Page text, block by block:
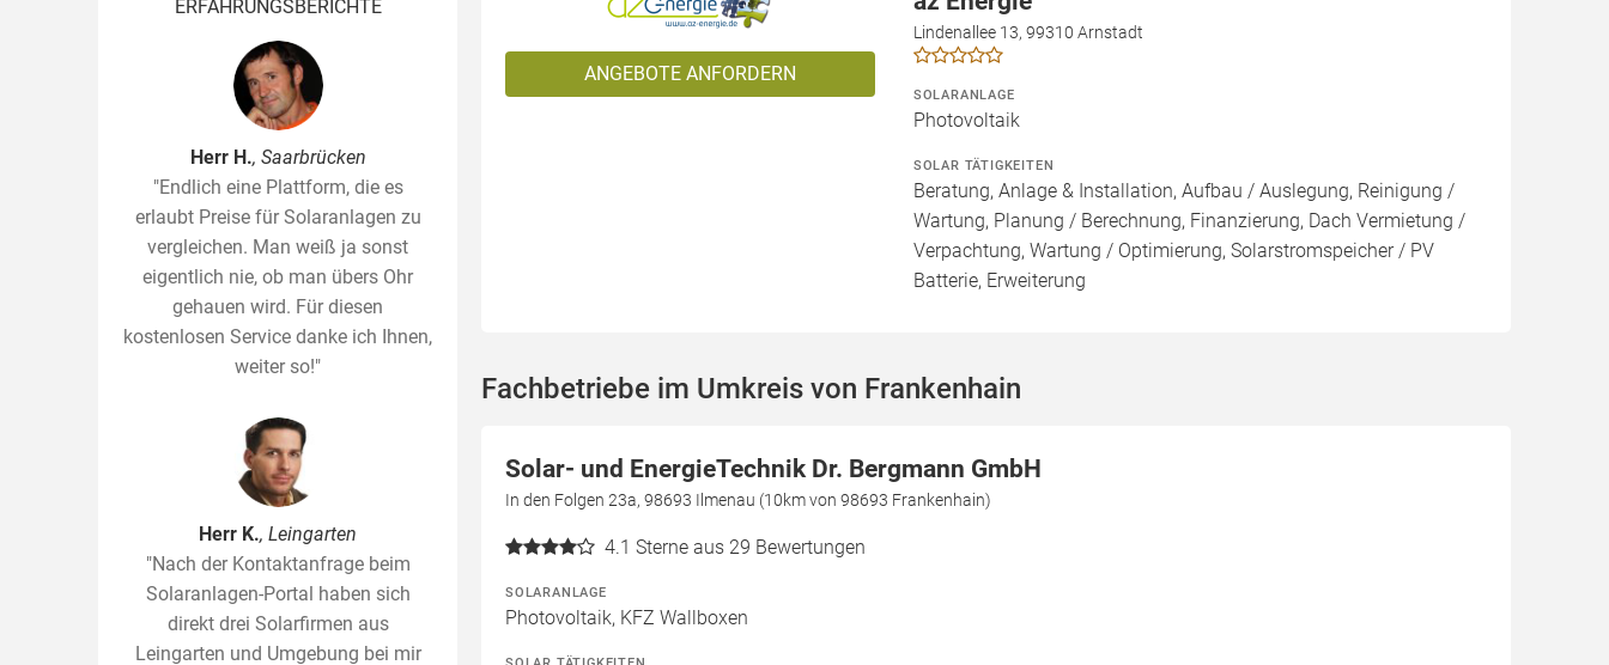
ERFAHRUNGSBERICHTE
Herr H., Saarbrücken
"Endlich eine Plattform, die es
erlaubt Preise für Solaranlagen zu
vergleichen. Man weiß ja sonst
eigentlich nie, ob man übers Ohr
gehauen wird. Für diesen
kostenlosen Service danke ich Ihnen,
weiter so!"
Herr K., Leingarten
"Nach der Kontaktanfrage beim
Solaranlagen-Portal haben sich
direkt drei Solarfirmen aus
Leingarten und Umgebung bei mir
ANGEBOTE ANFORDERN
Lindenallee 13, 99310 Arnstadt
SOLARANLAGE
Photovoltaik
SOLAR TÄTIGKEITEN
Beratung, Anlage & Installation, Aufbau / Auslegung, Reinigung /
Wartung, Planung / Berechnung, Finanzierung, Dach Vermietung /
Verpachtung, Wartung / Optimierung, Solarstromspeicher / PV
Batterie, Erweiterung
Fachbetriebe im Umkreis von Frankenhain
Solar- und EnergieTechnik Dr. Bergmann GmbH
In den Folgen 23a, 98693 Ilmenau (10km von 98693 Frankenhain)
4.1 Sterne aus 29 Bewertungen
SOLARANLAGE
Photovoltaik, KFZ Wallboxen